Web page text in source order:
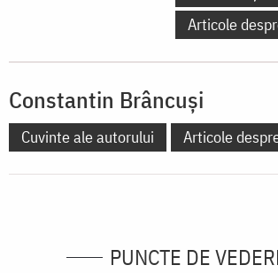
Articole
Constantin Brâncuși
Cuvinte ale autorului Articole
PUNCTE DE